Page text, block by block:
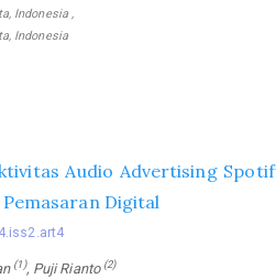
Indonesia ,
Indonesia
Audio Advertising
Digital
(1), Puji Rianto (2)